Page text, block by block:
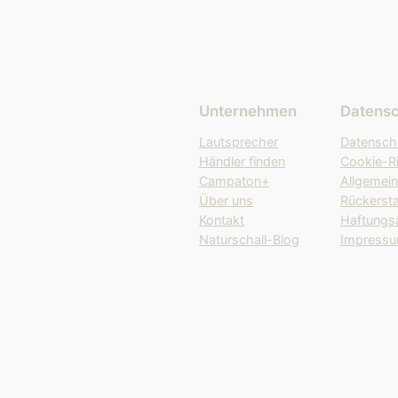
Unternehmen
Lautsprecher
Händler finden
Campaton+
Über uns
Kontakt
Naturschall-Blog
Cookie-